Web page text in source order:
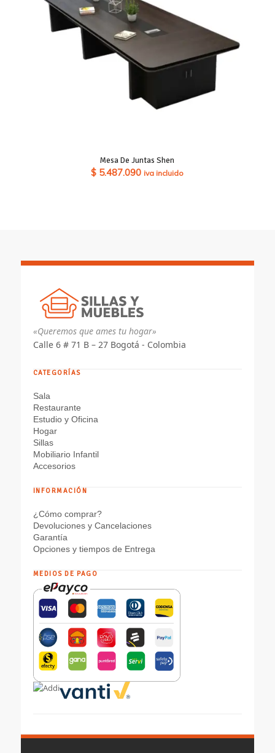
Mesa De Juntas Shen
$ 5.487.090 iva incluido
«Queremos que ames tu hogar»
Calle 6 # 71 B – 27 Bogotá - Colombia
CATEGORÍAS
Sala
Restaurante
Estudio y Oficina
Hogar
Sillas
Mobiliario Infantil
Accesorios
INFORMACIÓN
¿Cómo comprar?
Devoluciones y Cancelaciones
Garantía
Opciones y tiempos de Entrega
MEDIOS DE PAGO